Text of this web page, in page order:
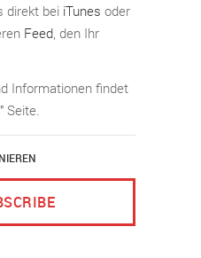
direkt bei iTunes oder
Feed , den Ihr
Informationen findet
Seite.